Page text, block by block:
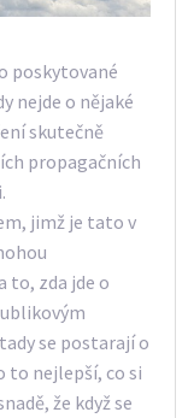
poskytované
nejde o nějaké
skutečně
propagačních
jimž je tato v
to, zda jde o
se postarají o
to nejlepší, co si
že když se